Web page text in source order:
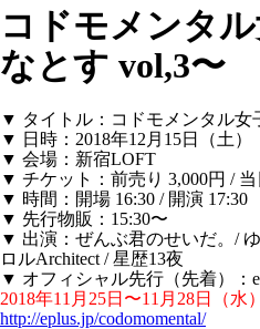
コドモメンタ
なとす vol,3〜
▼ タイトル：コドモメンタル女
▼ 日時：2018年12月15日（土）
▼ 会場：新宿LOFT
▼ チケット：前売り 3,000円 / 当
▼ 時間：開場 16:30 / 開演 17:30
▼ 先行物販：15:30〜
▼ 出演：ぜんぶ君のせいだ。/
ロルArchitect‬ / 星歴13夜
▼ オフィシャル先行（先着）：
2018年11月25日〜11月28日（水
http://eplus.jp/codomomental/